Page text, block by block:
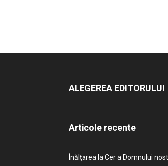
ALEGEREA EDITORULUI
Articole recente
Înălțarea la Cer a Domnului